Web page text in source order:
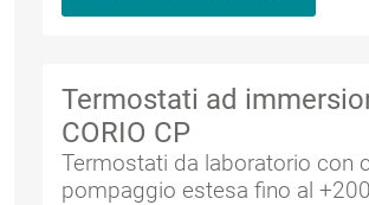
Termostati ad
CORIO CP
Termostati da laboratorio con
pompaggio estesa fino al